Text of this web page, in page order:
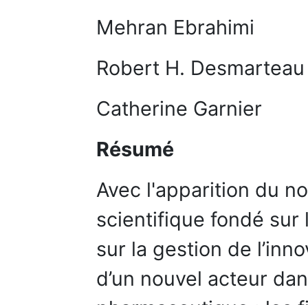
Mehran Ebrahimi
Robert H. Desmarteau
Catherine Garnier
Résumé
Avec l'apparition du
scientifique fondé sur
sur la gestion de
d’un nouvel acteur